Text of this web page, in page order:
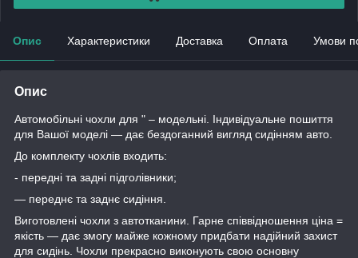
Опис Характеристики Доставка Оплата Умови
Опис
Автомобільні чохли для " – модельні. Індивідуальне пошиття
для Вашої моделі — дає бездоганний вигляд сидінням авто.
До комплекту чохлів входить:
- передні та задні підголівники;
— переднє та заднє сидіння.
Виготовлені чохли з автотканини. Гарне співвідношення ціна =
якість — дає змогу майже кожному придбати надійний захист
для сидінь. Чохли прекрасно виконують свою основну